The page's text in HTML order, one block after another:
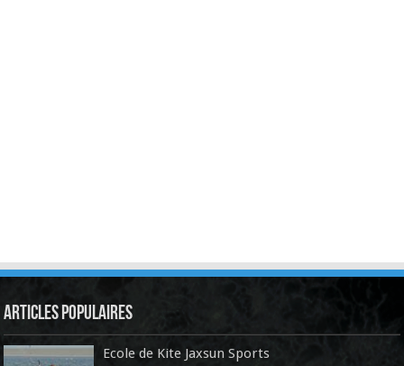
Articles Populaires
Ecole de Kite Jaxsun Sports